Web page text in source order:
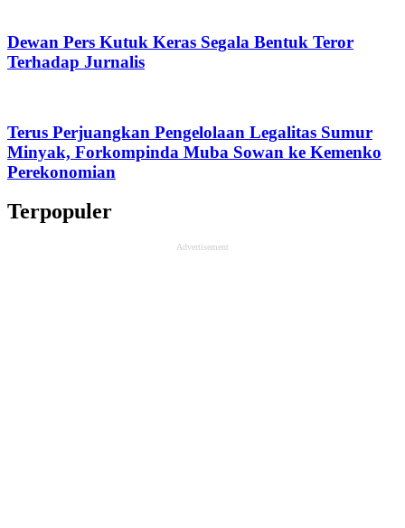
Dewan Pers Kutuk Keras Segala Bentuk Teror
Terhadap Jurnalis
Terus Perjuangkan Pengelolaan Legalitas Sumur
Minyak, Forkompinda Muba Sowan ke Kemenko
Perekonomian
Terpopuler
Advertisement